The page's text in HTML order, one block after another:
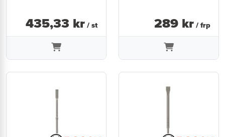
435,33 kr / st 289 kr / frp